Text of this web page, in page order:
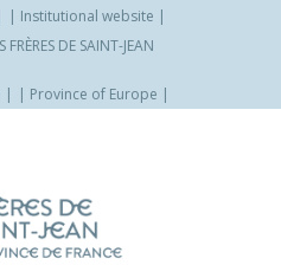
Institutional website
FRÈRES DE SAINT-JEAN
Province of Europe